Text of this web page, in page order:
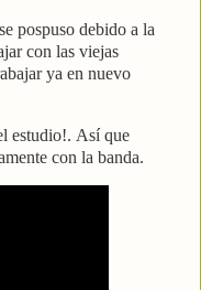
pospuso debido a la
con las viejas
ya en nuevo
estudio!. Así que
con la banda.